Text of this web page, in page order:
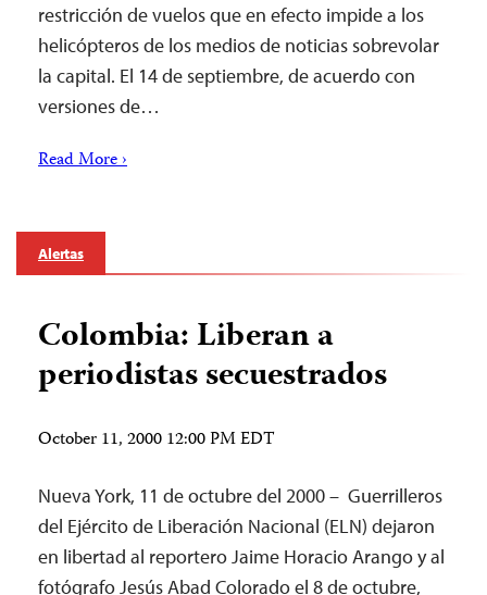
restricción de vuelos que en efecto impide a los
helicópteros de los medios de noticias sobrevolar
la capital. El 14 de septiembre, de acuerdo con
versiones de…
Read More ›
Alertas
Colombia: Liberan a
periodistas secuestrados
October 11, 2000 12:00 PM EDT
Nueva York, 11 de octubre del 2000 – Guerrilleros
del Ejército de Liberación Nacional (ELN) dejaron
en libertad al reportero Jaime Horacio Arango y al
fotógrafo Jesús Abad Colorado el 8 de octubre,